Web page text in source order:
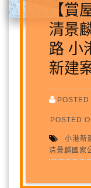
【賞
清景
路 小
新建
POSTED
小港新
清景麟國家